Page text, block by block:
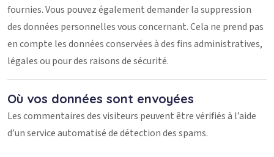
fournies. Vous pouvez également demander la suppression
des données personnelles vous concernant. Cela ne prend pas
en compte les données conservées à des fins administratives,
légales ou pour des raisons de sécurité.
Où vos données sont envoyées
Les commentaires des visiteurs peuvent être vérifiés à l’aide
d’un service automatisé de détection des spams.